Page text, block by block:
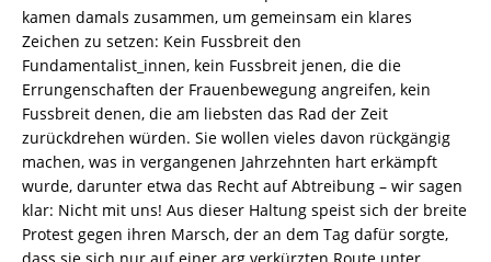
kamen damals zusammen, um gemeinsam ein klares
Zeichen zu setzen: Kein Fussbreit den
Fundamentalist_innen, kein Fussbreit jenen, die die
Errungenschaften der Frauenbewegung angreifen, kein
Fussbreit denen, die am liebsten das Rad der Zeit
zurückdrehen würden. Sie wollen vieles davon rückgängig
machen, was in vergangenen Jahrzehnten hart erkämpft
wurde, darunter etwa das Recht auf Abtreibung – wir sagen
klar: Nicht mit uns! Aus dieser Haltung speist sich der breite
Protest gegen ihren Marsch, der an dem Tag dafür sorgte,